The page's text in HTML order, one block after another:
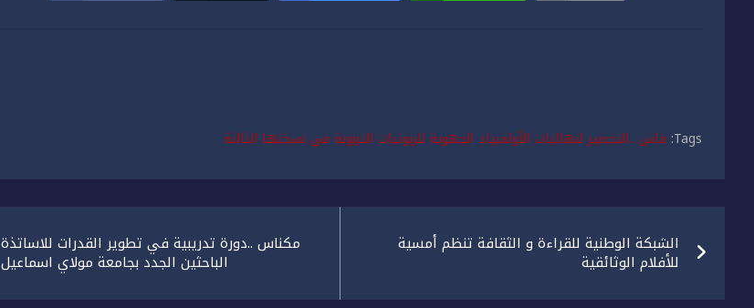
Tags: فاس ..التحضير لنهائيات الأولمبياد الجهوية للربوتيات التربوية في نسختها الثالثة
تصفّح
المقالات
الشبكة الوطنية للقراءة و الثقافة تنظم أمسية
للأفلام الوثائقية
مكناس ..دورة تدريبية في تطوير القدرات للاساتذة
الباحثين الجدد بجامعة مولاي اسماعيل